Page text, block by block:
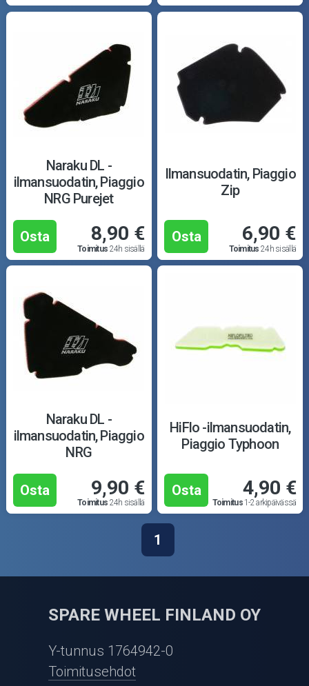
Naraku DL -
ilmansuodatin, Piaggio
NRG Purejet
Osta 8,90 €
Toimitus 24h sisällä
Ilmansuodatin, Piaggio
Zip
Osta 6,90 €
Toimitus 24h sisällä
Naraku DL -
ilmansuodatin, Piaggio
NRG
Osta 9,90 €
Toimitus 24h sisällä
HiFlo -ilmansuodatin,
Piaggio Typhoon
Osta 4,90 €
Toimitus1-2 arkipäivässä
1
SPARE WHEEL FINLAND OY
Y-tunnus 1764942-0
Toimitusehdot